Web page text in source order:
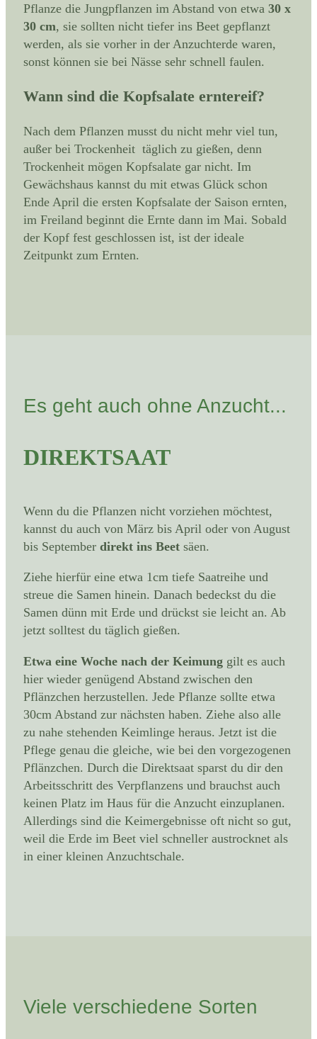
Pflanze die Jungpflanzen im Abstand von etwa 30 x
30 cm, sie sollten nicht tiefer ins Beet gepflanzt
werden, als sie vorher in der Anzuchterde waren,
sonst können sie bei Nässe sehr schnell faulen.
Wann sind die Kopfsalate erntereif?
Nach dem Pflanzen musst du nicht mehr viel tun,
außer bei Trockenheit täglich zu gießen, denn
Trockenheit mögen Kopfsalate gar nicht. Im
Gewächshaus kannst du mit etwas Glück schon
Ende April die ersten Kopfsalate der Saison ernten,
im Freiland beginnt die Ernte dann im Mai. Sobald
der Kopf fest geschlossen ist, ist der ideale
Zeitpunkt zum Ernten.
Es geht auch ohne Anzucht...
DIREKTSAAT
Wenn du die Pflanzen nicht vorziehen möchtest,
kannst du auch von März bis April oder von August
bis September direkt ins Beet säen.
Ziehe hierfür eine etwa 1cm tiefe Saatreihe und
streue die Samen hinein. Danach bedeckst du die
Samen dünn mit Erde und drückst sie leicht an. Ab
jetzt solltest du täglich gießen.
Etwa eine Woche nach der Keimung gilt es auch
hier wieder genügend Abstand zwischen den
Pflänzchen herzustellen. Jede Pflanze sollte etwa
30cm Abstand zur nächsten haben. Ziehe also alle
zu nahe stehenden Keimlinge heraus. Jetzt ist die
Pflege genau die gleiche, wie bei den vorgezogenen
Pflänzchen. Durch die Direktsaat sparst du dir den
Arbeitsschritt des Verpflanzens und brauchst auch
keinen Platz im Haus für die Anzucht einzuplanen.
Allerdings sind die Keimergebnisse oft nicht so gut,
weil die Erde im Beet viel schneller austrocknet als
in einer kleinen Anzuchtschale.
Viele verschiedene Sorten